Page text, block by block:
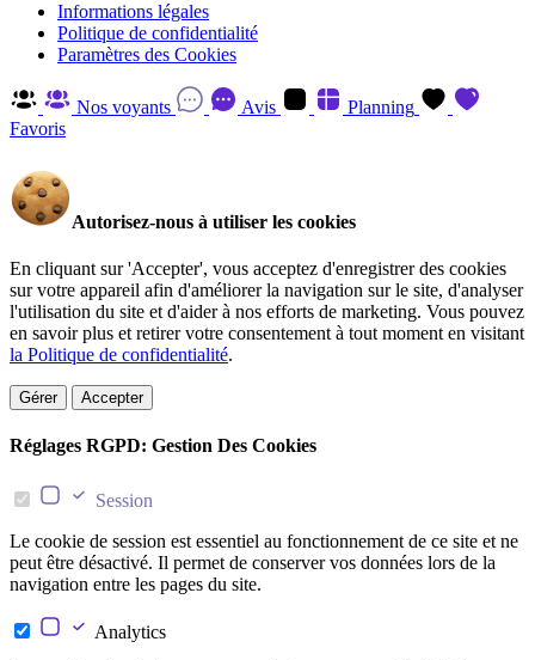
Informations légales
Politique de confidentialité
Paramètres des Cookies
Nos voyants Avis
Planning
Favoris
Autorisez-nous à utiliser les cookies
En cliquant sur 'Accepter', vous acceptez d'enregistrer des cookies
sur votre appareil afin d'améliorer la navigation sur le site, d'analyser
l'utilisation du site et d'aider à nos efforts de marketing. Vous pouvez
en savoir plus et retirer votre consentement à tout moment en visitant
la Politique de confidentialité.
Gérer Accepter
Réglages RGPD: Gestion Des Cookies
Session
Le cookie de session est essentiel au fonctionnement de ce site et ne
peut être désactivé. Il permet de conserver vos données lors de la
navigation entre les pages du site.
Analytics